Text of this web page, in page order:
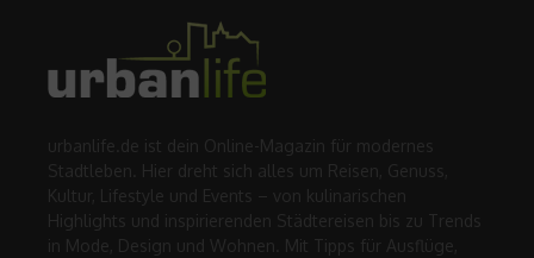
urbanlife.de ist dein Online-Magazin für modernes
Stadtleben. Hier dreht sich alles um Reisen, Genuss,
Kultur, Lifestyle und Events – von kulinarischen
Highlights und inspirierenden Städtereisen bis zu Trends
in Mode, Design und Wohnen. Mit Tipps für Ausflüge,